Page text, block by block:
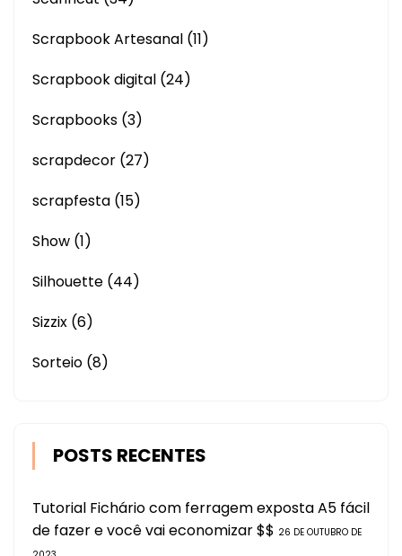
Scrapbook Artesanal (11)
Scrapbook digital (24)
Scrapbooks (3)
scrapdecor (27)
scrapfesta (15)
Show (1)
Silhouette (44)
Sizzix (6)
Sorteio (8)
POSTS RECENTES
Tutorial Fichário com ferragem exposta A5 fácil
de fazer e você vai economizar $$ 26 DE OUTUBRO DE